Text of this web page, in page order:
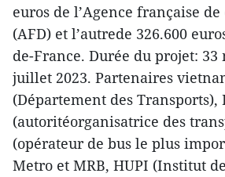
euros de l’Agence française
(AFD) et l’autrede 326.600
de-France. Durée du projet:
juillet 2023. Partenaires
(Département des Transports),
(autoritéorganisatrice des
(opérateur de bus le plus
Metro et MRB, HUPI (Institut